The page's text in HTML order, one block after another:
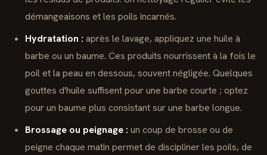
démangeaisons et les poils incarnés.
Hydratation : après le lavage, appliquez une huile à
barbe ou un baume. Ces produits nourrissent à la fois le
poil et la peau en dessous, souvent négligée. Quelques
gouttes d'huile suffisent pour une barbe courte ; optez
pour un baume plus consistant sur une barbe longue.
Brossage ou peignage : un coup de brosse ou de
peigne chaque matin permet de discipliner les poils, de